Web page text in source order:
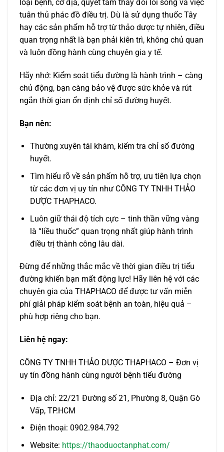
loại bệnh, cơ địa, quyết tâm thay đổi lối sống và việc
tuân thủ phác đồ điều trị. Dù là sử dụng thuốc Tây
hay các sản phẩm hỗ trợ từ thảo dược tự nhiên, điều
quan trọng nhất là bạn phải kiên trì, không chủ quan
và luôn đồng hành cùng chuyên gia y tế.
Hãy nhớ: Kiểm soát tiểu đường là hành trình – càng
chủ động, bạn càng bảo vệ được sức khỏe và rút
ngắn thời gian ổn định chỉ số đường huyết.
Bạn nên:
Thường xuyên tái khám, kiểm tra chỉ số đường
huyết.
Tìm hiểu rõ về sản phẩm hỗ trợ, ưu tiên lựa chọn
từ các đơn vị uy tín như CÔNG TY TNHH THẢO
DƯỢC THAPHACO.
Luôn giữ thái độ tích cực – tinh thần vững vàng
là “liều thuốc” quan trọng nhất giúp hành trình
điều trị thành công lâu dài.
Đừng để những thắc mắc về thời gian điều trị tiểu
đường khiến bạn mất động lực! Hãy liên hệ với các
chuyên gia của THAPHACO để được tư vấn miễn
phí giải pháp kiểm soát bệnh an toàn, hiệu quả –
phù hợp riêng cho bạn.
Liên hệ ngay:
CÔNG TY TNHH THẢO DƯỢC THAPHACO – Đơn vị
uy tín đồng hành cùng người bệnh tiểu đường
Địa chỉ: 22/21 Đường số 21, Phường 8, Quận Gò
Vấp, TP.HCM
Điện thoại: 0902.984.792
Website: https://thaoduoctanphat.com/